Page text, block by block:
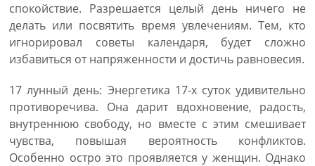
спокойствие. Разрешается целый день ничего не
делать или посвятить время увлечениям. Тем, кто
игнорировал советы календаря, будет сложно
избавиться от напряженности и достичь равновесия.
17 лунный день: Энергетика 17-х суток удивительно
противоречива. Она дарит вдохновение, радость,
внутреннюю свободу, но вместе с этим смешивает
чувства, повышая вероятность конфликтов.
Особенно остро это проявляется у женщин. Однако